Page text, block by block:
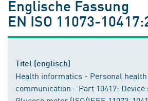
Englische Fassung
EN ISO 11073-
Titel (englisch)
Health informatics - Personal
communication - Part 10417: